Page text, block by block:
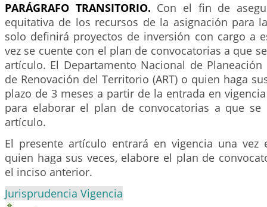
PARÁGRAFO TRANSITORIO. Con el fin de
equitativa de los recursos de la asignación para la
solo definirá proyectos de inversión con cargo a
vez se cuente con el plan de convocatorias a que
artículo. El Departamento Nacional de Planeación
de Renovación del Territorio (ART) o quien haga
plazo de 3 meses a partir de la entrada en
para elaborar el plan de convocatorias a que se
artículo.
El presente artículo entrará en vigencia una vez
quien haga sus veces, elabore el plan de
el inciso anterior.
Jurisprudencia Vigencia